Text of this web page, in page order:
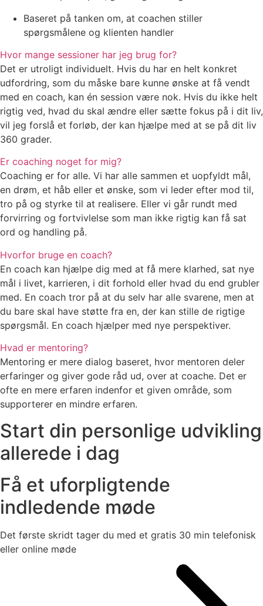
Baseret på tanken om, at coachen stiller
spørgsmålene og klienten handler
Hvor mange sessioner har jeg brug for?
Det er utroligt individuelt. Hvis du har en helt konkret
udfordring, som du måske bare kunne ønske at få vendt
med en coach, kan én session være nok. Hvis du ikke helt
rigtig ved, hvad du skal ændre eller sætte fokus på i dit liv,
vil jeg forslå et forløb, der kan hjælpe med at se på dit liv
360 grader.
Er coaching noget for mig?
Coaching er for alle. Vi har alle sammen et uopfyldt mål,
en drøm, et håb eller et ønske, som vi leder efter mod til,
tro på og styrke til at realisere. Eller vi går rundt med
forvirring og fortvivlelse som man ikke rigtig kan få sat
ord og handling på.
Hvorfor bruge en coach?
En coach kan hjælpe dig med at få mere klarhed, sat nye
mål i livet, karrieren, i dit forhold eller hvad du end grubler
med. En coach tror på at du selv har alle svarene, men at
du bare skal have støtte fra en, der kan stille de rigtige
spørgsmål. En coach hjælper med nye perspektiver.
Hvad er mentoring?
Mentoring er mere dialog baseret, hvor mentoren deler
erfaringer og giver gode råd ud, over at coache. Det er
ofte en mere erfaren indenfor et given område, som
supporterer en mindre erfaren.
Start din personlige udvikling
allerede i dag
Få et uforpligtende
indledende møde
Det første skridt tager du med et gratis 30 min telefonisk
eller online møde